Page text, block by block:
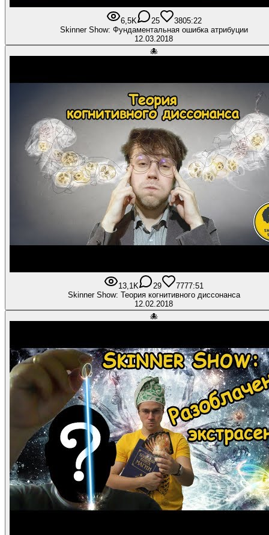
6,5K 25 3805:22
Skinner Show: Фундаментальная ошибка атрибуции
12.03.2018
🐙
13,1K 29 7777:51
Skinner Show: Теория когнитивного диссонанса
12.02.2018
🐙